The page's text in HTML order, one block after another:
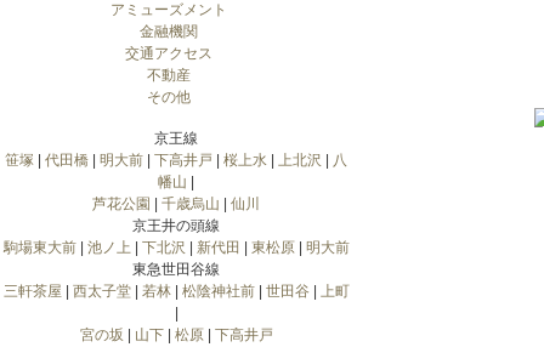
アミューズメント
金融機関
交通アクセス
不動産
その他
京王線
笹塚
代田橋 明大前 下高井戸 桜上水 上北沢
八
幡山
芦花公園
千歳烏山
仙川
京王井の頭線
駒場東大前| 池ノ上 下北沢 新代田 東松原| 明大前
東急世田谷線
三軒茶屋
西太子堂| 若林| 松陰神社前| 世田谷
上町
宮の坂
山下| 松原| 下高井戸